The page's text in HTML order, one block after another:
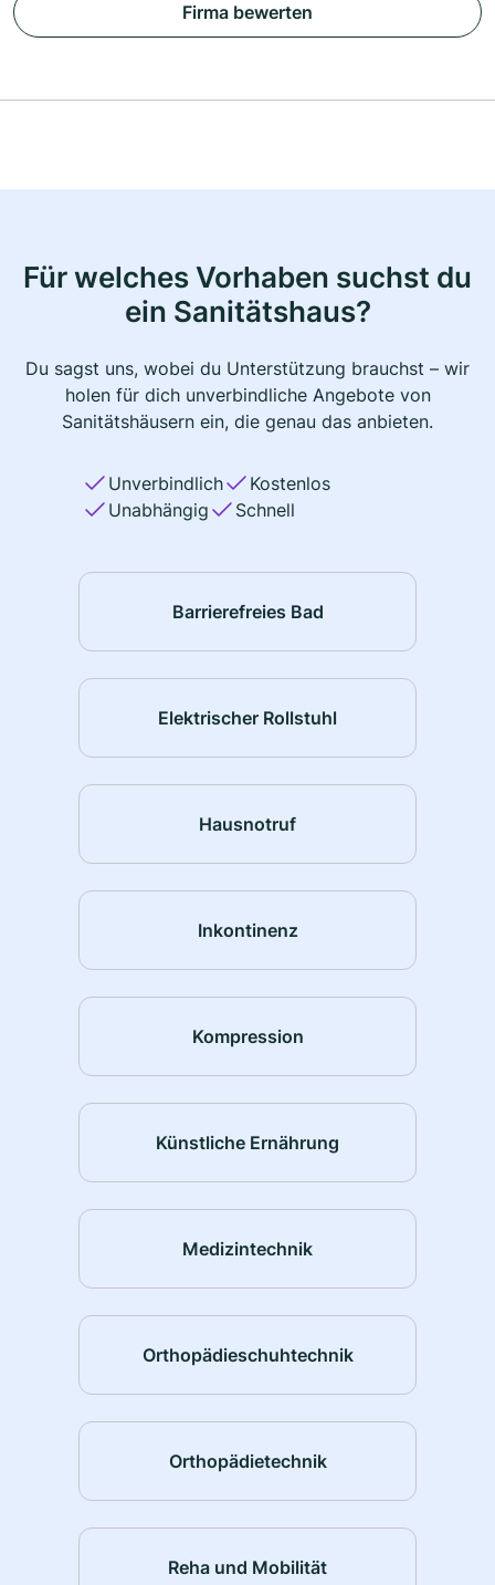
Firma bewerten
Für welches Vorhaben suchst du
ein Sanitätshaus?
Du sagst uns, wobei du Unterstützung brauchst – wir
holen für dich unverbindliche Angebote von
Sanitätshäusern ein, die genau das anbieten.
Unverbindlich
Kostenlos
Unabhängig
Schnell
Barrierefreies Bad
Elektrischer Rollstuhl
Hausnotruf
Inkontinenz
Kompression
Künstliche Ernährung
Medizintechnik
Orthopädieschuhtechnik
Orthopädietechnik
Reha und Mobilität